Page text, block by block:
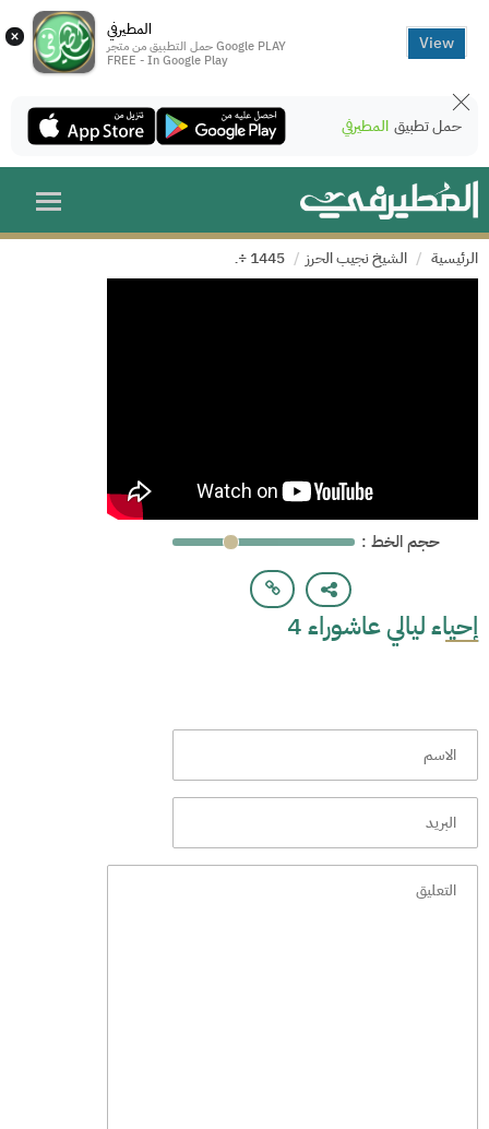
× المطيرفي
حمل التطبيق من متجر Google PLAY
FREE - In Google Play
View
حمل تطبيق المطيرفي
الرئيسية الشيخ نجيب الحرز 1445 ÷ـ
: حجم الخط
إحياء ليالي عاشوراء 4